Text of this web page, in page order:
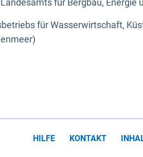
für Bergbau, Energie
für Wasserwirtschaft,
HILFE KONTAKT